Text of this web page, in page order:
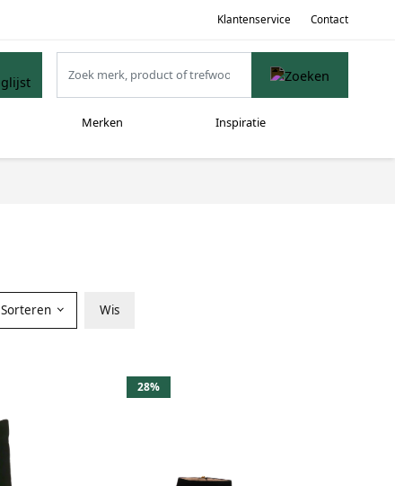
Klantenservice Contact
Merken Inspiratie
Sorteren Wis
28%